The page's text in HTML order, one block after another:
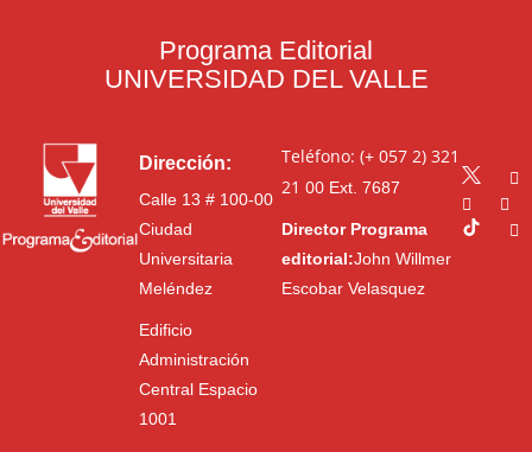
Programa Editorial
UNIVERSIDAD DEL VALLE
Dirección:
Calle 13 # 100-00
Ciudad
Universitaria
Meléndez
Edificio
Administración
Central Espacio
1001
Teléfono: (+ 057 2) 321
21 00Ext. 7687
Director Programa
editorial:John Willmer
Escobar Velasquez